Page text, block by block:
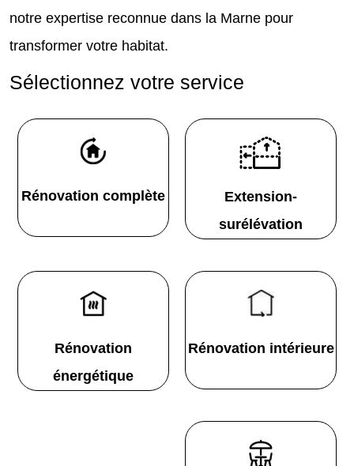
notre expertise reconnue dans la Marne pour
transformer votre habitat.
Sélectionnez votre service
Rénovation complète
Extension-
surélévation
Rénovation
énergétique
Rénovation intérieure